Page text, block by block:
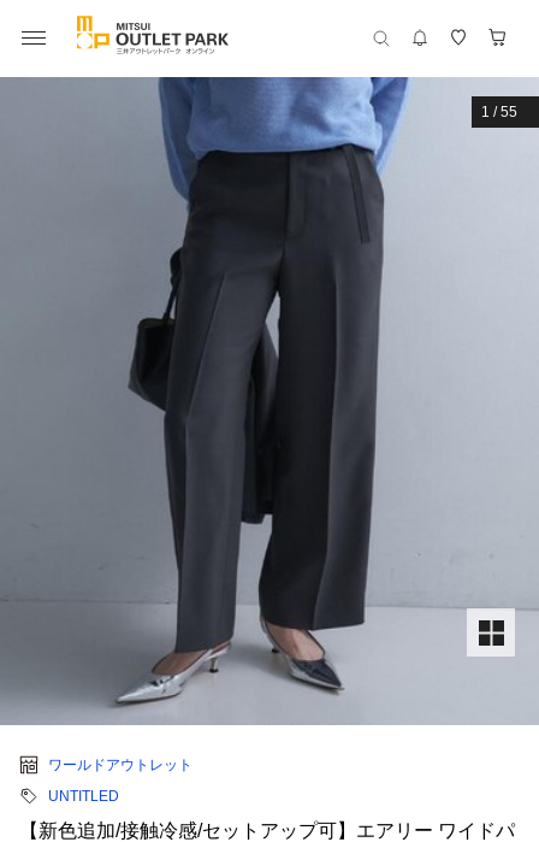
1 /55
ワールドアウトレット
UNTITLED
【新色追加/接触冷感/セットアップ可】エアリー ワイドパ